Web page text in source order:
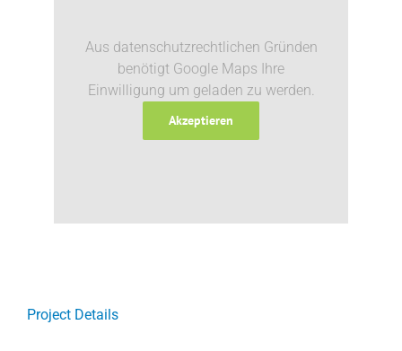
Aus datenschutzrechtlichen Gründen
benötigt Google Maps Ihre
Einwilligung um geladen zu werden.
Akzeptieren
Project Details